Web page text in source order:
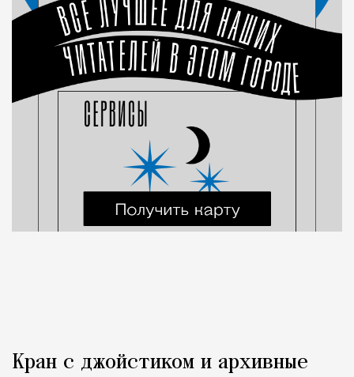
Кран с джойстиком и архивные